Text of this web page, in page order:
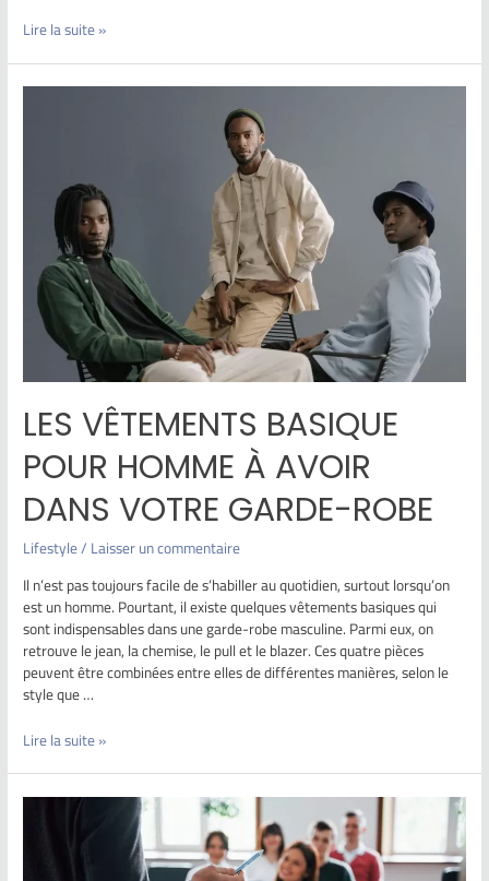
Lire la suite »
LES VÊTEMENTS BASIQUE
POUR HOMME À AVOIR
DANS VOTRE GARDE-ROBE
Lifestyle/Laisser un commentaire
Il n’est pas toujours facile de s’habiller au quotidien, surtout lorsqu’on
est un homme. Pourtant, il existe quelques vêtements basiques qui
sont indispensables dans une garde-robe masculine. Parmi eux, on
retrouve le jean, la chemise, le pull et le blazer. Ces quatre pièces
peuvent être combinées entre elles de différentes manières, selon le
style que …
Lire la suite »